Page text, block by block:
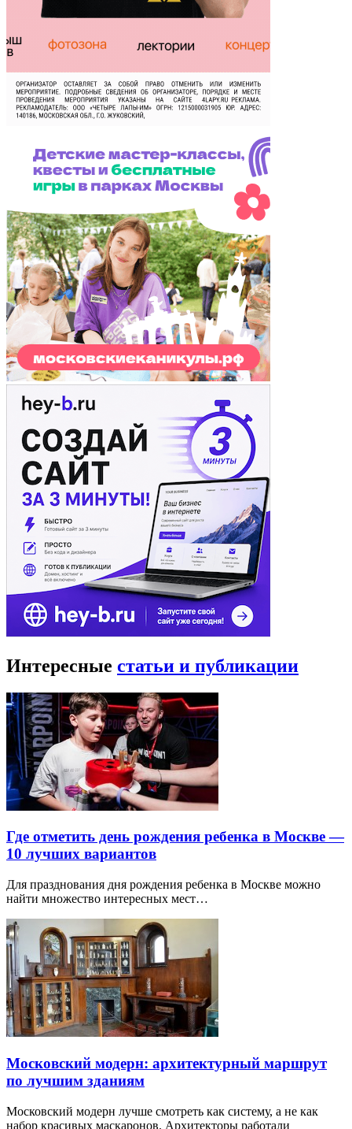
Интересные статьи и публикации
Где отметить день рождения ребенка в Москве —
10 лучших вариантов
Для празднования дня рождения ребенка в Москве можно
найти множество интересных мест…
Московский модерн: архитектурный маршрут
по лучшим зданиям
Московский модерн лучше смотреть как систему, а не как
набор красивых маскаронов. Архитекторы работали